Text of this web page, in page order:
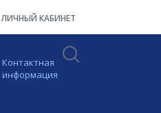
ЛИЧНЫЙ КАБИНЕТ
Контактная
информация